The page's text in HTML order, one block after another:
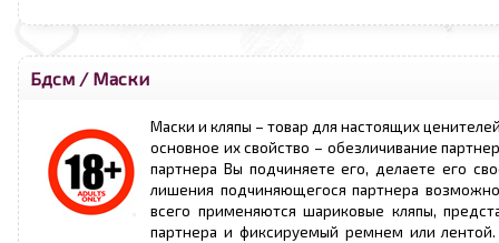
Бдсм / Маски
Маски и кляпы – товар для настоящих
основное их свойство – обезличивание
партнера Вы подчиняете его, делаете его
лишения подчиняющегося партнера
всего применяются шариковые кляпы,
партнера и фиксируемый ремнем или